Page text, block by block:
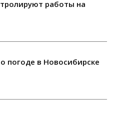
работы на
погоде в Новосибирске